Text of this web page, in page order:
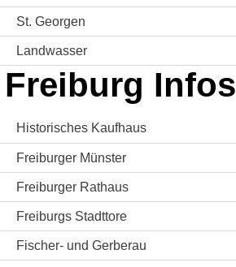
St. Georgen
Landwasser
Freiburg Infos
Historisches Kaufhaus
Freiburger Münster
Freiburger Rathaus
Freiburgs Stadttore
Fischer- und Gerberau